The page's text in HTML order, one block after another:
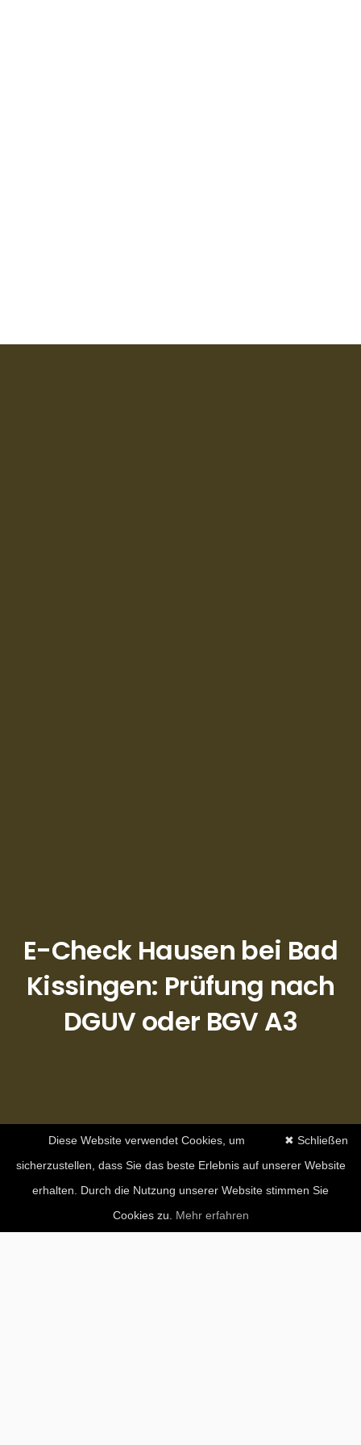
E-Check Hausen bei Bad
Kissingen: Prüfung nach
DGUV oder BGV A3
✖ Schließen
Diese Website verwendet Cookies, um
sicherzustellen, dass Sie das beste Erlebnis auf unserer Website
erhalten. Durch die Nutzung unserer Website stimmen Sie
Cookies zu. Mehr erfahren